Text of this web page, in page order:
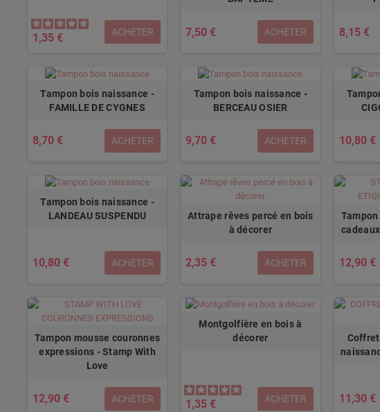
1,35 € ACHETER 7,50 € ACHETER 8,15 €
Tampon bois naissance -
FAMILLE DE CYGNES
8,70 € ACHETER
Tampon bois naissance -
BERCEAU OSIER
9,70 € ACHETER 10,80 €
Tampon bois naissance -
LANDEAU SUSPENDU
10,80 € ACHETER
Attrape rêves percé en bois
à décorer
2,35 € ACHETER 12,90 €
Tampon mousse couronnes
expressions - Stamp With
Love
12,90 € ACHETER
Montgolfière en bois à
décorer
1,35 € ACHETER 11,30 €